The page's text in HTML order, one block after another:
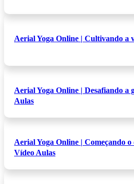
Aerial Yoga Online | Cultivando a
Aerial Yoga Online | Desafiando a
Aulas
Aerial Yoga Online | Começando o
Vídeo Aulas